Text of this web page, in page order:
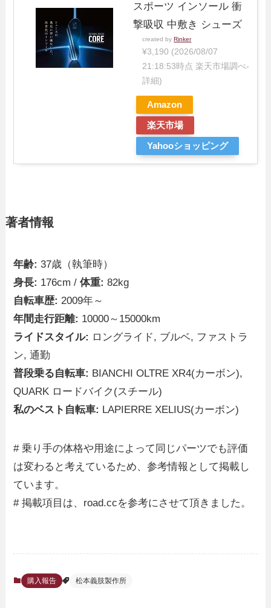
スポーツ インソール 衝
撃吸収 中敷き シューズ
created byRinker
¥3,190 (2026/08/07
21:18:53時点 楽天市場調べ-
詳細)
Amazon
楽天市場
Yahooショッピング
著者情報
年齢: 37歳（執筆時）
身長: 176cm /体重: 82kg
自転車歴: 2009年～
年間走行距離: 10000～15000km
ライドスタイル: ロングライド, ブルベ, ファストラ
ン, 通勤
普段乗る自転車: BIANCHI OLTRE XR4(カーボン),
QUARK ロードバイク(スチール)
私のベスト自転車: LAPIERRE XELIUS(カーボン)
# 乗り手の体格や用途によって同じパーツでも評価
は変わると考えているため、参考情報として掲載し
ています。
# 掲載項目は、road.ccを参考にさせて頂きました。
購入報告 松本義肢製作所